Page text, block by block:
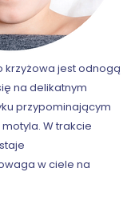
krzyżowa jest odnogą
na delikatnym
przypominającym
W trakcie
w ciele na